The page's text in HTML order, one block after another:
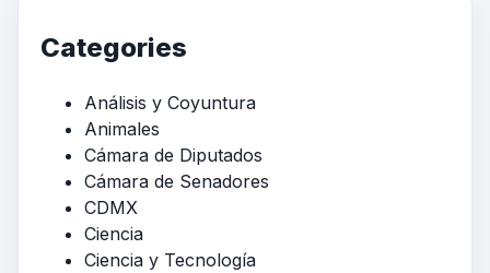
Categories
Análisis y Coyuntura
Animales
Cámara de Diputados
Cámara de Senadores
CDMX
Ciencia
Ciencia y Tecnología